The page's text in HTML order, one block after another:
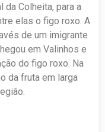
Colheita, para a
elas o figo roxo. A
de um imigrante
em Valinhos e
do figo roxo. Na
da fruta em larga